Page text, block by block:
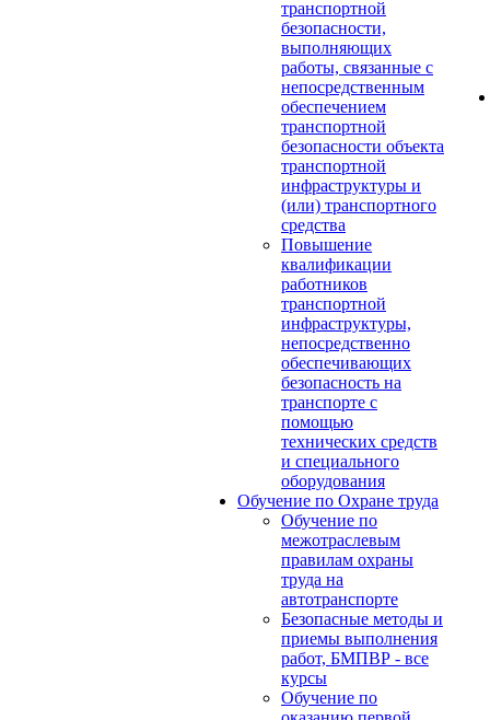
транспортной
безопасности,
выполняющих
работы, связанные с
непосредственным
обеспечением
транспортной
безопасности объекта
транспортной
инфраструктуры и
(или) транспортного
средства
Повышение
квалификации
работников
транспортной
инфраструктуры,
непосредственно
обеспечивающих
безопасность на
транспорте с
помощью
технических средств
и специального
оборудования
Обучение по Охране труда
Обучение по
межотраслевым
правилам охраны
труда на
автотранспорте
Безопасные методы и
приемы выполнения
работ, БМПВР - все
курсы
Обучение по